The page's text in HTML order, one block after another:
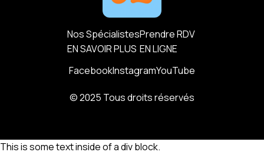
Nos Spécialistes
EN SAVOIR PLUS
Prendre RDV
EN LIGNE
FacebookInstagramYouTube
© 2025 Tous droits réservés
This is some text inside of a div block.